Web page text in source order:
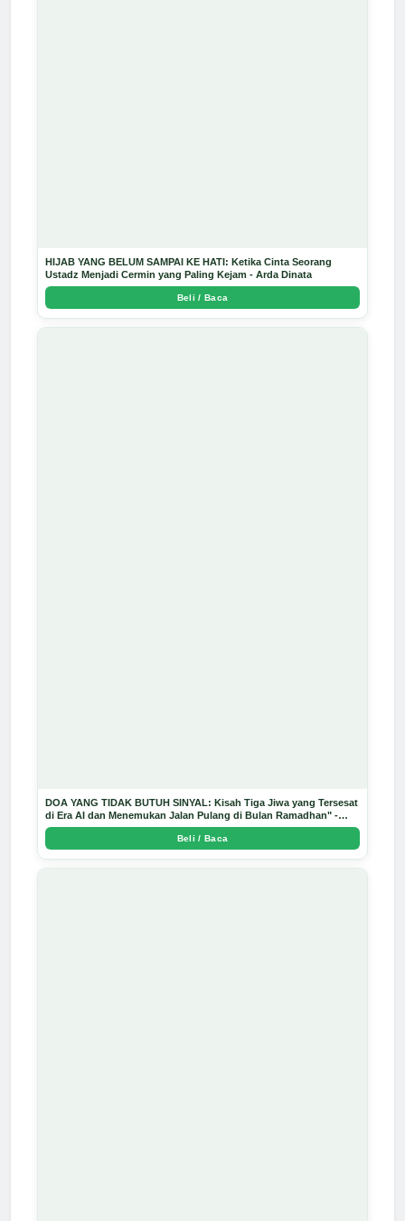
HIJAB YANG BELUM SAMPAI KE HATI: Ketika Cinta Seorang
Ustadz Menjadi Cermin yang Paling Kejam - Arda Dinata
Beli / Baca
DOA YANG TIDAK BUTUH SINYAL: Kisah Tiga Jiwa yang Tersesat
di Era AI dan Menemukan Jalan Pulang di Bulan Ramadhan" -
Arda Dinata
Beli / Baca